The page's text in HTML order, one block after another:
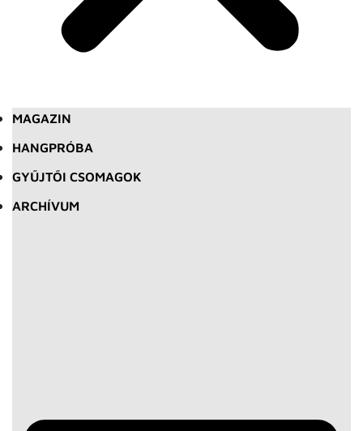
MAGAZIN
HANGPRÓBA
GYŰJTŐI CSOMAGOK
ARCHÍVUM